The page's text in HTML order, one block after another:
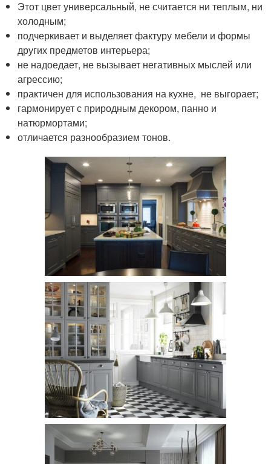
Этот цвет универсальный, не считается ни теплым, ни
холодным;
подчеркивает и выделяет фактуру мебели и формы
других предметов интерьера;
не надоедает, не вызывает негативных мыслей или
агрессию;
практичен для использования на кухне, не выгорает;
гармонирует с природным декором, панно и
натюрмортами;
отличается разнообразием тонов.